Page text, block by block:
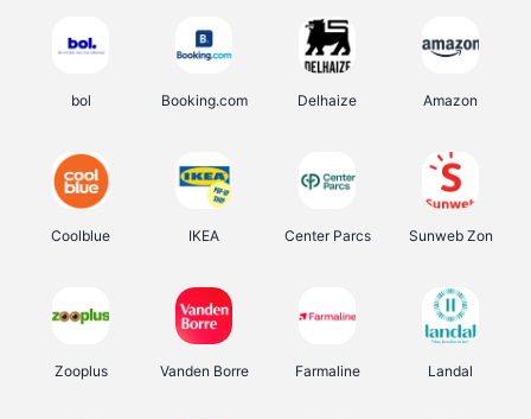
bol Booking.com Delhaize Amazon
Coolblue IKEA Center Parcs Sunweb Zon
Zooplus Vanden Borre Farmaline Landal